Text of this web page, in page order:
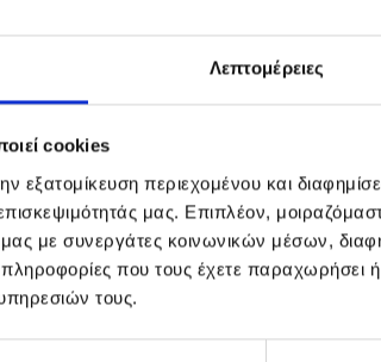
Λεπτομέρειες
cookies
εξατομίκευση περιεχομένου και
μας. Επιπλέον,
μας με συνεργάτες κοινωνικών μέσων,
που τους έχετε παραχωρήσει ή
τους.